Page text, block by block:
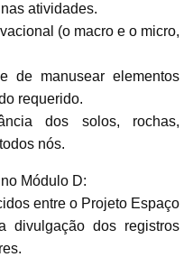
atividades.
(o macro e o micro,
de manusear elementos
requerido.
dos solos, rochas,
nós.
Módulo D:
entre o Projeto Espaço
divulgação dos registros